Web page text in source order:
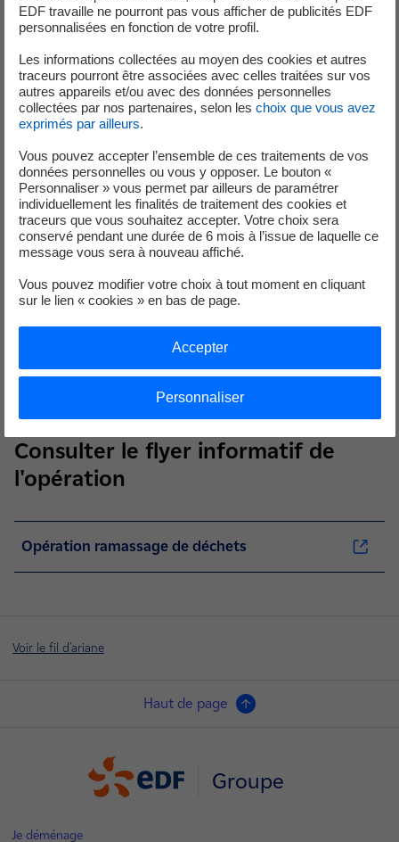
Matériel fourni
Gants, pinces et sacs seront mis à votre
disposition au départ.
Parking sur place
Un stationnement gratuit est disponible à
Événement gratuit
La participation est entièrement gratuite et
ouverte à toutes et tous.
Lieu
📍À Gravelines– l’adresse exacte vous sera
validée.
Rejoignez nous et faites un geste concret pour
👉 Inscrivez vous dès maintenant en cliquant ici.
Consulter le flyer informatif de
l'opération
Opération ramassage de déchets
Voir le fil d'ariane
Haut de page
Groupe
Je déménage
EDF travaille ne pourront pas vous afficher de publicités EDF
personnalisées en fonction de votre profil.
Les informations collectées au moyen des cookies et autres
traceurs pourront être associées avec celles traitées sur vos
autres appareils et/ou avec des données personnelles
collectées par nos partenaires, selon les choix que vous avez
exprimés par ailleurs.
Vous pouvez accepter l’ensemble de ces traitements de vos
données personnelles ou vous y opposer. Le bouton «
Personnaliser » vous permet par ailleurs de paramétrer
individuellement les finalités de traitement des cookies et
traceurs que vous souhaitez accepter. Votre choix sera
conservé pendant une durée de 6 mois à l’issue de laquelle ce
message vous sera à nouveau affiché.
Vous pouvez modifier votre choix à tout moment en cliquant
sur le lien « cookies » en bas de page.
Personnaliser
Accepter